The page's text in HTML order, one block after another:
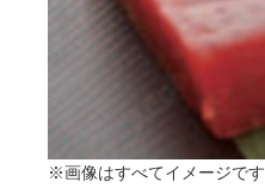
※画像はすべてイメージです